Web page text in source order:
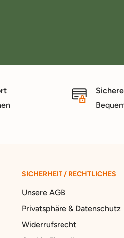
SICHERHEIT / RECHTLICHES
Unsere AGB
Privatsphäre & Datenschutz
Widerrufsrecht